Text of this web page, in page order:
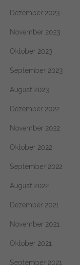
Dezember 2023
November 2023
Oktober 2023
September 2023
August 2023
Dezember 2022
November 2022
Oktober 2022
September 2022
August 2022
Dezember 2021
November 2021
Oktober 2021
September 2021